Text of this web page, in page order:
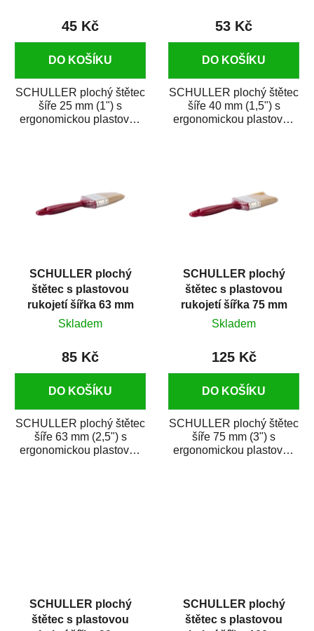
45 Kč
DO KOŠÍKU
SCHULLER plochý štětec
šíře 25 mm (1") s
ergonomickou plastovou
53 Kč
DO KOŠÍKU
SCHULLER plochý štětec
šíře 40 mm (1,5") s
ergonomickou plastovou
SCHULLER plochý
štětec s plastovou
rukojetí šířka 63 mm
Skladem
85 Kč
DO KOŠÍKU
SCHULLER plochý štětec
šíře 63 mm (2,5") s
ergonomickou plastovou
SCHULLER plochý
štětec s plastovou
rukojetí šířka 75 mm
Skladem
125 Kč
DO KOŠÍKU
SCHULLER plochý štětec
šíře 75 mm (3") s
ergonomickou plastovou
SCHULLER plochý
štětec s plastovou
SCHULLER plochý
štětec s plastovou